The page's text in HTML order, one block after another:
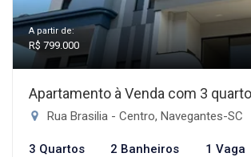
A partir de:
R$ 799.000
Apartamento à Venda com 3
Rua Brasilia - Centro, Navegantes-SC
3 Quartos 2 Banheiros 1 Vaga